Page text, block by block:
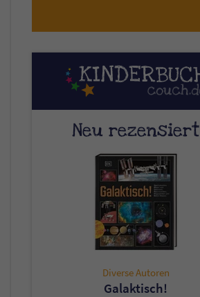
Neu rezensiert
Diverse Autoren
Galaktisch!